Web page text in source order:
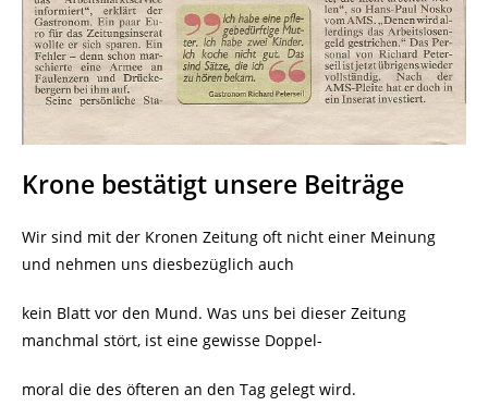
Krone bestätigt unsere Beiträge
Wir sind mit der Kronen Zeitung oft nicht einer Meinung
und nehmen uns diesbezüglich auch
kein Blatt vor den Mund. Was uns bei dieser Zeitung
manchmal stört, ist eine gewisse Doppel-
moral die des öfteren an den Tag gelegt wird.